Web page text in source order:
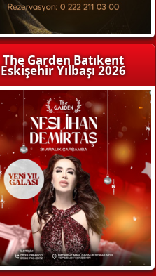
The Garden Batıkent
Eskişehir Yılbaşı 2026